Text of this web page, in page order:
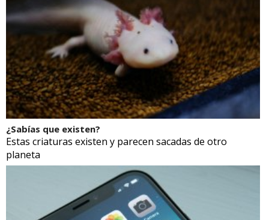
¿Sabías que existen?
Estas criaturas existen y parecen sacadas de otro
planeta